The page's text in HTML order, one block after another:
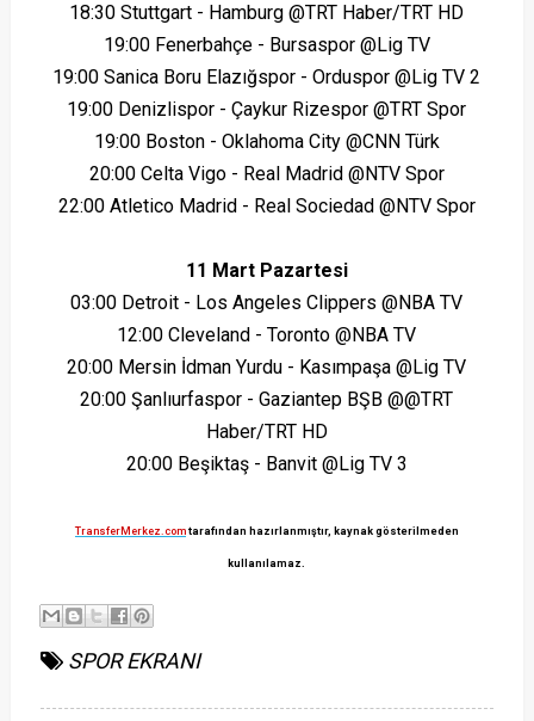
18:30 Stuttgart - Hamburg @TRT Haber/TRT HD
19:00 Fenerbahçe - Bursaspor @Lig TV
19:00 Sanica Boru Elazığspor - Orduspor @Lig TV 2
19:00 Denizlispor - Çaykur Rizespor @TRT Spor
19:00 Boston - Oklahoma City @CNN Türk
20:00 Celta Vigo - Real Madrid @NTV Spor
22:00 Atletico Madrid - Real Sociedad @NTV Spor
11 Mart Pazartesi
03:00 Detroit - Los Angeles Clippers @NBA TV
12:00 Cleveland - Toronto @NBA TV
20:00 Mersin İdman Yurdu - Kasımpaşa @Lig TV
20:00 Şanlıurfaspor - Gaziantep BŞB @@TRT
Haber/TRT HD
20:00 Beşiktaş - Banvit @Lig TV 3
TransferMerkez.comtarafından hazırlanmıştır, kaynak gösterilmeden
kullanılamaz.
SPOR EKRANI